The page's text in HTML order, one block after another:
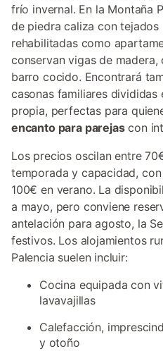
frío invernal. En la Montaña
de piedra caliza con tejados
rehabilitadas como
conservan vigas de madera,
barro cocido. Encontrará
casonas familiares
propia, perfectas para
encanto para parejascon
Los precios oscilan entre
temporada y capacidad,
100€ en verano. La
a mayo, pero conviene
antelación para agosto, la
festivos. Los alojamientos
Palencia suelen incluir:
Cocina equipada con
lavavajillas
Calefacción,
y otoño